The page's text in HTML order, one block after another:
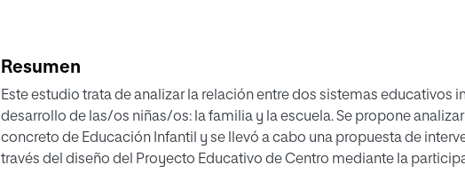
Resumen
Este estudio trata de analizar la relación entre dos sistemas educativos
desarrollo de las/os niñas/os: la familia y la escuela. Se propone
concreto de Educación Infantil y se llevó a cabo una propuesta de
través del diseño del Proyecto Educativo de Centro mediante la